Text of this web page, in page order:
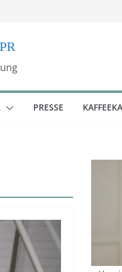
PRESSE